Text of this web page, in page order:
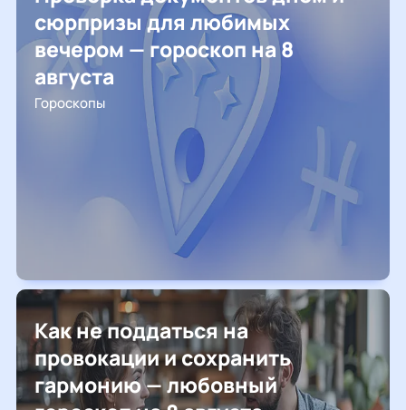
сюрпризы для любимых
вечером — гороскоп на 8
августа
Гороскопы
Как не поддаться на
провокации и сохранить
гармонию — любовный